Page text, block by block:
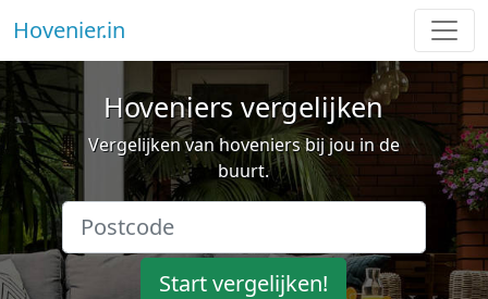
Hovenier.in
Hoveniers vergelijken
Vergelijken van hoveniers bij jou in de
buurt.
Start vergelijken!